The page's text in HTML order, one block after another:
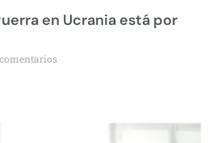
en Ucrania está por